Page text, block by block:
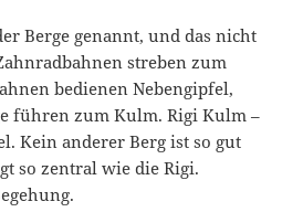
Berge genannt, und das nicht
streben zum
bedienen Nebengipfel,
führen zum Kulm. Rigi Kulm –
Kein anderer Berg ist so gut
so zentral wie die Rigi.